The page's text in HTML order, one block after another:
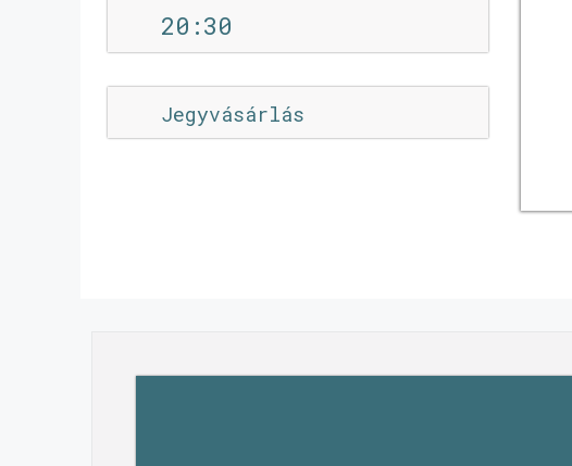
20:30
Jegyvásárlás